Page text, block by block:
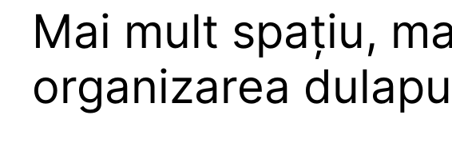
Mai mult spațiu,
organizarea